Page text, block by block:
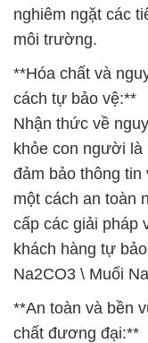
nghiêm ngặt các
môi trường.
**Hóa chất và
cách tự bảo vệ:**
Nhận thức về
khỏe con người là
đảm bảo thông
một cách an toàn
cấp các giải pháp
khách hàng tự
Na2CO3 \ Muối
**An toàn và bền
chất đương đại:**